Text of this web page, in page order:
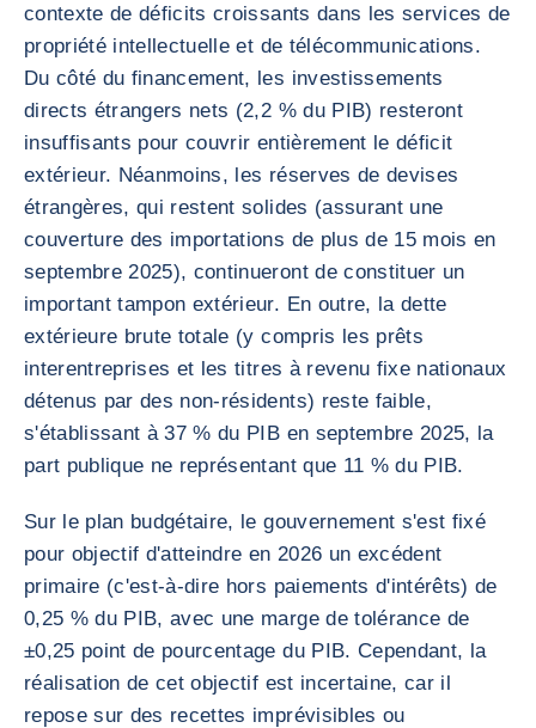
contexte de déficits croissants dans les services de
propriété intellectuelle et de télécommunications.
Du côté du financement, les investissements
directs étrangers nets (2,2 % du PIB) resteront
insuffisants pour couvrir entièrement le déficit
extérieur. Néanmoins, les réserves de devises
étrangères, qui restent solides (assurant une
couverture des importations de plus de 15 mois en
septembre 2025), continueront de constituer un
important tampon extérieur. En outre, la dette
extérieure brute totale (y compris les prêts
interentreprises et les titres à revenu fixe nationaux
détenus par des non-résidents) reste faible,
s'établissant à 37 % du PIB en septembre 2025, la
part publique ne représentant que 11 % du PIB.
Sur le plan budgétaire, le gouvernement s'est fixé
pour objectif d'atteindre en 2026 un excédent
primaire (c'est-à-dire hors paiements d'intérêts) de
0,25 % du PIB, avec une marge de tolérance de
±0,25 point de pourcentage du PIB. Cependant, la
réalisation de cet objectif est incertaine, car il
repose sur des recettes imprévisibles ou